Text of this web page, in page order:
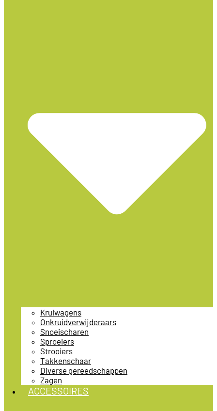
Kruiwagens
Onkruidverwijderaars
Snoeischaren
Sproeiers
Strooiers
Takkenschaar
Diverse gereedschappen
Zagen
ACCESSOIRES